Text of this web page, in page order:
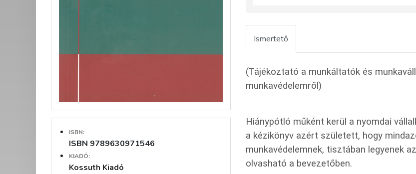
ISBN:
ISBN 9789630971546
KIADÓ:
Kossuth Kiadó
Ismertető
(Tájékoztató a munkáltatók és
munkavédelemről)
Hiánypótló műként kerül a nyomdai
a kézikönyv azért született, hogy
munkavédelemnek, tisztában legyenek
olvasható a bevezetőben.